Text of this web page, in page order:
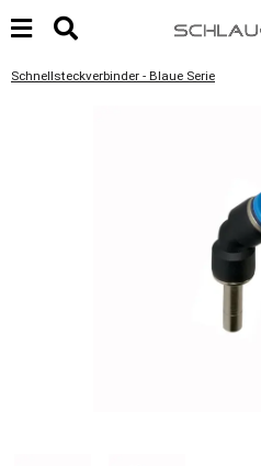
Schnellsteckverbinder - Blaue Serie